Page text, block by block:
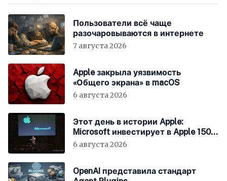
Пользователи всё чаще
разочаровываются в интернете
7 августа 2026
Apple закрыла уязвимость
«Общего экрана» в macOS
6 августа 2026
Этот день в истории Apple:
Microsoft инвестирует в Apple 150
миллионов долларов
6 августа 2026
OpenAI представила стандарт